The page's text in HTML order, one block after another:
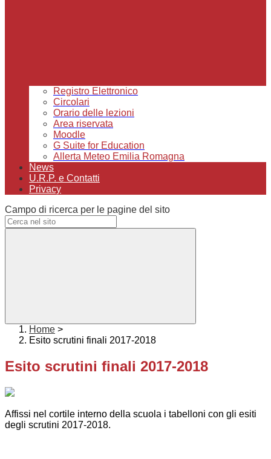
Registro Elettronico
Circolari
Orario delle lezioni
Area riservata
Moodle
G Suite for Education
Allerta Meteo Emilia Romagna
News
U.R.P. e Contatti
Privacy
Campo di ricerca per le pagine del sito
Home >
Esito scrutini finali 2017-2018
Esito scrutini finali 2017-2018
Affissi nel cortile interno della scuola i tabelloni con gli esiti
degli scrutini 2017-2018.